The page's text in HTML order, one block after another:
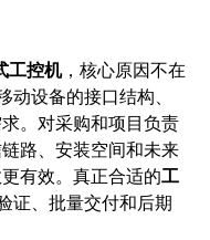
工控机，核心原因不在
动设备的接口结构、
。对采购和项目负责
路、安装空间和未来
有效。真正合适的工
证、批量交付和后期